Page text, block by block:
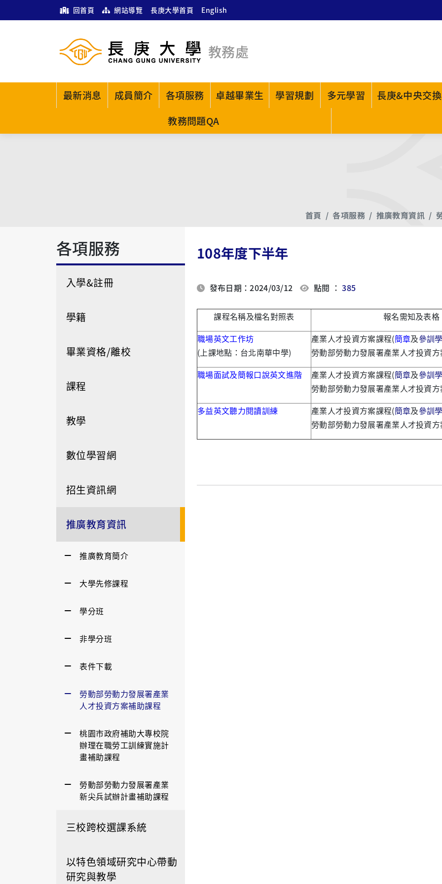
回首頁 網站導覽 長庚大學首頁 English
教務處
最新消息 成員簡介 各項服務 卓越畢業生 學習規劃 多元學習
長庚&中央交換
教務問題QA
首頁 各項服務 推廣教育資訊
各項服務
入學&註冊
學籍
畢業資格/離校
課程
教學
數位學習網
招生資訊網
推廣教育資訊
推廣教育簡介
大學先修課程
學分班
非學分班
表件下載
勞動部勞動力發展署產業
人才投資方案補助課程
桃園市政府補助大專校院
辦理在職勞工訓練實施計
畫補助課程
勞動部勞動力發展署產業
新尖兵試辦計畫補助課程
三校跨校選課系統
以特色領域研究中心帶動
研究與教學
108年度下半年
發布日期：2024/03/12 點閱 ：385
課程名稱及檔名對照表
報名需知及表格
職場英文工作坊
(上課地點：台北南華中學)
產業人才投資方案課程(簡章及參訓
勞動部勞動力發展署產業人才投資
職場面試及簡報口說英文進階
產業人才投資方案課程(簡章及參訓
勞動部勞動力發展署產業人才投資
多益英文聽力閱讀訓練
產業人才投資方案課程(簡章及參訓
勞動部勞動力發展署產業人才投資